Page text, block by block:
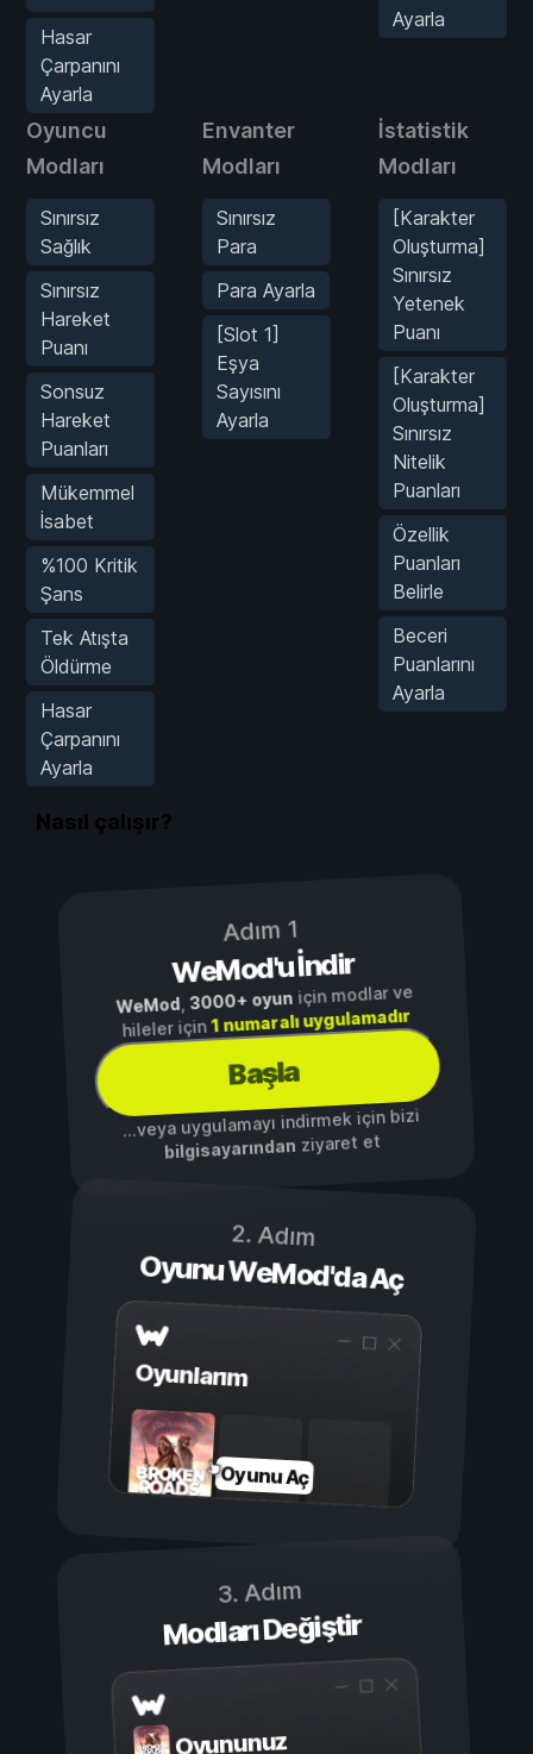
Hasar
Çarpanını
Ayarla
Ayarla
Oyuncu
Modları
Sınırsız
Sağlık
Sınırsız
Hareket
Puanı
Sonsuz
Hareket
Puanları
Mükemmel
İsabet
%100 Kritik
Şans
Tek Atışta
Öldürme
Hasar
Çarpanını
Ayarla
Envanter
Modları
Sınırsız
Para
Para Ayarla
[Slot 1]
Eşya
Sayısını
Ayarla
İstatistik
Modları
[Karakter
Oluşturma]
Sınırsız
Yetenek
Puanı
[Karakter
Oluşturma]
Sınırsız
Nitelik
Puanları
Özellik
Puanları
Belirle
Beceri
Puanlarını
Ayarla
Nasıl çalışır?
Adım 1
WeMod'u İndir
WeMod,3000+ oyuniçin modlar ve
hileler için1 numaralı uygulamadır
Başla
...veya uygulamayı indirmek için bizi
bilgisayarından ziyaret et
2. Adım
Oyunu WeMod'da Aç
Oyunlarım
Oyunu Aç
3. Adım
Modları Değiştir
Oyununuz